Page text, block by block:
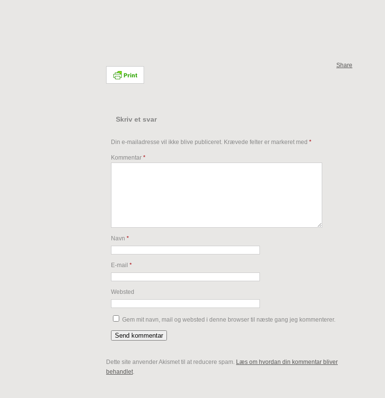
Share
Skriv et svar
Din e-mailadresse vil ikke blive publiceret. Krævede felter er markeret med *
Kommentar *
Navn *
E-mail *
Websted
Gem mit navn, mail og websted i denne browser til næste gang jeg kommenterer.
Dette site anvender Akismet til at reducere spam. Læs om hvordan din kommentar bliver
behandlet.